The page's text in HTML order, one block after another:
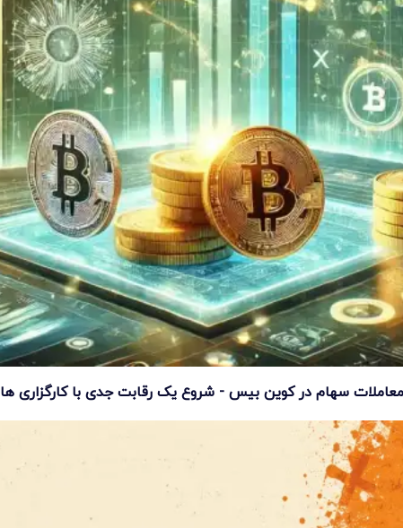
معاملات سهام در کوین بیس - شروع یک رقابت جدی با کارگزاری ها